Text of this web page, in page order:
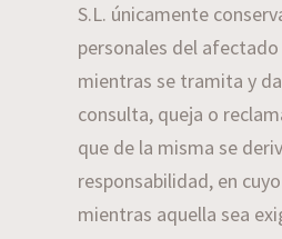
S.L. únicamente
personales del
mientras se tramita y
consulta, queja o
que de la misma se
responsabilidad, en
mientras aquella sea